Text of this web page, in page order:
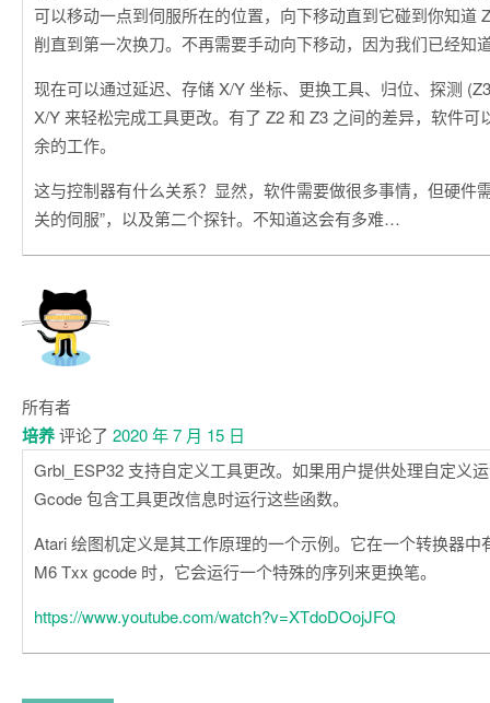
可以移动一点到伺服所在的位置，向下移动直到它碰到你知道
削直到第一次换刀。不再需要手动向下移动，因为我们已经知
现在可以通过延迟、存储 X/Y 坐标、更换工具、归位、探测
X/Y 来轻松完成工具更改。有了 Z2 和 Z3 之间的差异，软件可
余的工作。
这与控制器有什么关系？显然，软件需要做很多事情，但硬件
关的伺服”，以及第二个探针。不知道这会有多难…
所有者
培养评论了 2020 年 7 月 15 日
Grbl_ESP32 支持自定义工具更改。如果用户提供处理自定义
Gcode 包含工具更改信息时运行这些函数。
Atari 绘图机定义是其工作原理的一个示例。它在一个转换器中
M6 Txx gcode 时，它​​会运行一个特殊的序列来更换笔。
https://www.youtube.com/watch?v=XTdoDOojJFQ